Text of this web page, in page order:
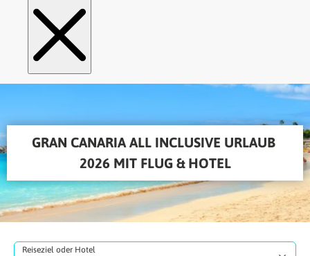
GRAN CANARIA ALL INCLUSIVE URLAUB
2026 MIT FLUG & HOTEL
Reiseziel oder Hotel